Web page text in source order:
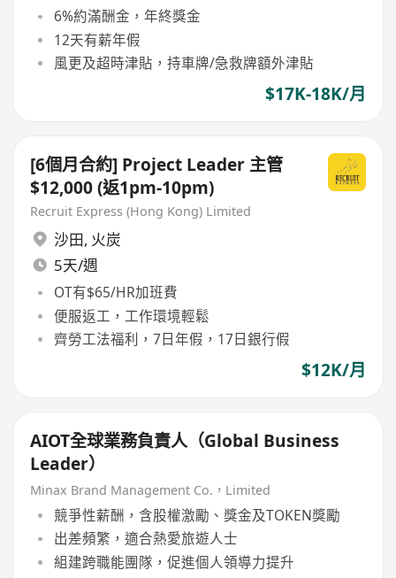
6%約滿酬金，年終獎金
12天有薪年假
風更及超時津貼，持車牌/急救牌額外津貼
$17K-18K/月
[6個月合約] Project Leader 主管
$12,000 (返1pm-10pm)
Recruit Express (Hong Kong) Limited
沙田, 火炭
5天/週
OT有$65/HR加班費
便服返工，工作環境輕鬆
齊勞工法福利，7日年假，17日銀行假
$12K/月
AIOT全球業務負責人（Global Business
Leader）
Minax Brand Management Co.，Limited
競爭性薪酬，含股權激勵、獎金及TOKEN獎勵
出差頻繁，適合熱愛旅遊人士
組建跨職能團隊，促進個人領導力提升